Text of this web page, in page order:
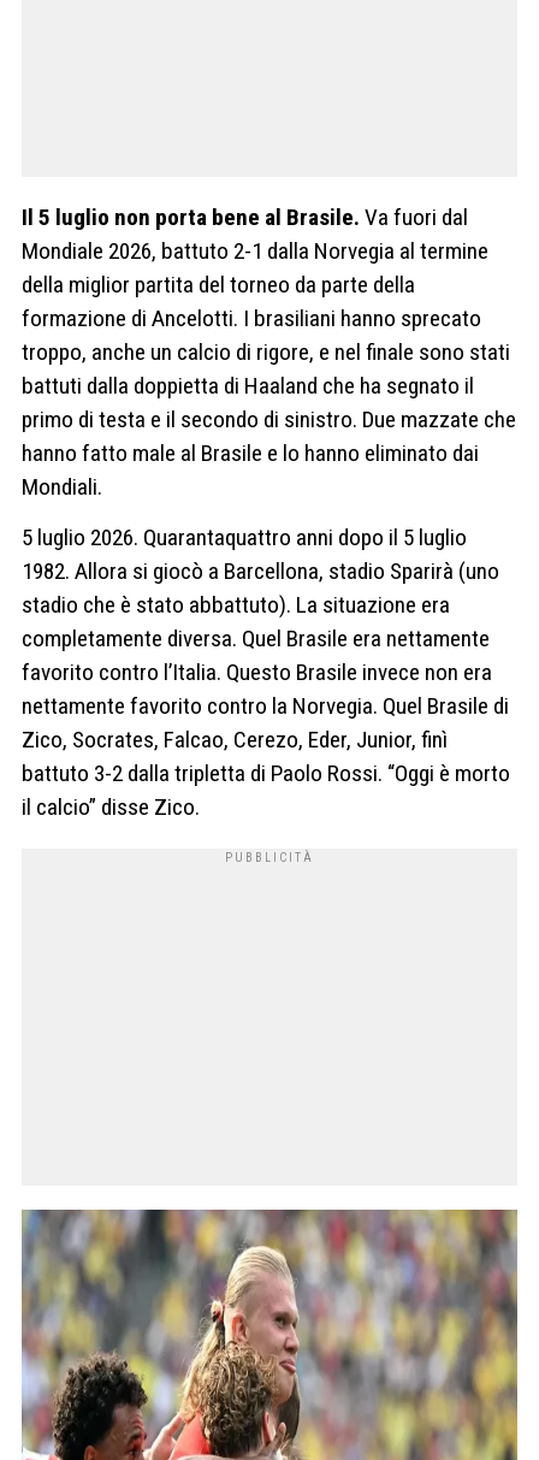
Il 5 luglio non porta bene al Brasile. Va fuori dal
Mondiale 2026, battuto 2-1 dalla Norvegia al termine
della miglior partita del torneo da parte della
formazione di Ancelotti. I brasiliani hanno sprecato
troppo, anche un calcio di rigore, e nel finale sono stati
battuti dalla doppietta di Haaland che ha segnato il
primo di testa e il secondo di sinistro. Due mazzate che
hanno fatto male al Brasile e lo hanno eliminato dai
Mondiali.
5 luglio 2026. Quarantaquattro anni dopo il 5 luglio
1982. Allora si giocò a Barcellona, stadio Sparirà (uno
stadio che è stato abbattuto). La situazione era
completamente diversa. Quel Brasile era nettamente
favorito contro l’Italia. Questo Brasile invece non era
nettamente favorito contro la Norvegia. Quel Brasile di
Zico, Socrates, Falcao, Cerezo, Eder, Junior, finì
battuto 3-2 dalla tripletta di Paolo Rossi. “Oggi è morto
il calcio” disse Zico.